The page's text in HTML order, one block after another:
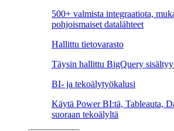
500+ valmista integraatiota,
pohjoismaiset datalähteet
Hallittu tietovarasto
Täysin hallittu BigQuery
BI- ja tekoälytyökalusi
Käytä Power BI:tä, Tableauta,
suoraan tekoälyltä